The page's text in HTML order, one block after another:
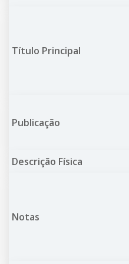
Título Principal
Publicação
Descrição Física
Notas